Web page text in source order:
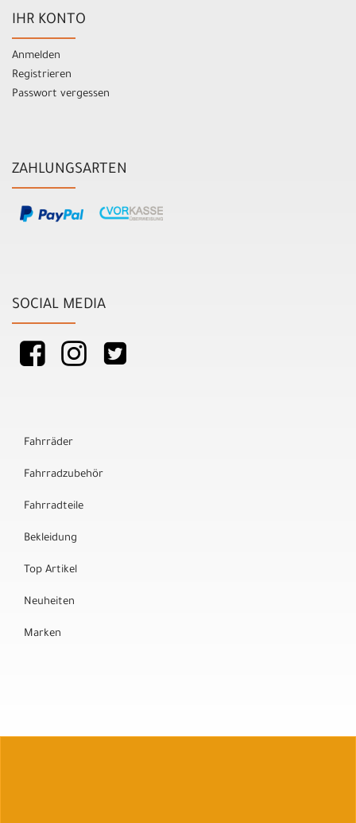
IHR KONTO
Anmelden
Registrieren
Passwort vergessen
ZAHLUNGSARTEN
SOCIAL MEDIA
Fahrräder
Fahrradzubehör
Fahrradteile
Bekleidung
Top Artikel
Neuheiten
Marken